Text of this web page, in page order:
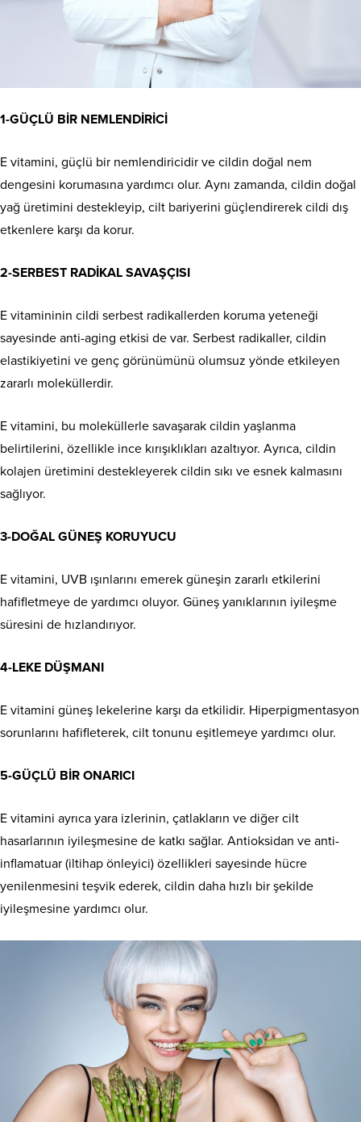
1-GÜÇLÜ BİR NEMLENDİRİCİ
E vitamini, güçlü bir nemlendiricidir ve cildin doğal nem
dengesini korumasına yardımcı olur. Aynı zamanda, cildin doğal
yağ üretimini destekleyip, cilt bariyerini güçlendirerek cildi dış
etkenlere karşı da korur.
2-SERBEST RADİKAL SAVAŞÇISI
E vitamininin cildi serbest radikallerden koruma yeteneği
sayesinde anti-aging etkisi de var. Serbest radikaller, cildin
elastikiyetini ve genç görünümünü olumsuz yönde etkileyen
zararlı moleküllerdir.
E vitamini, bu moleküllerle savaşarak cildin yaşlanma
belirtilerini, özellikle ince kırışıklıkları azaltıyor. Ayrıca, cildin
kolajen üretimini destekleyerek cildin sıkı ve esnek kalmasını
sağlıyor.
3-DOĞAL GÜNEŞ KORUYUCU
E vitamini, UVB ışınlarını emerek güneşin zararlı etkilerini
hafifletmeye de yardımcı oluyor. Güneş yanıklarının iyileşme
süresini de hızlandırıyor.
4-LEKE DÜŞMANI
E vitamini güneş lekelerine karşı da etkilidir. Hiperpigmentasyon
sorunlarını hafifleterek, cilt tonunu eşitlemeye yardımcı olur.
5-GÜÇLÜ BİR ONARICI
E vitamini ayrıca yara izlerinin, çatlakların ve diğer cilt
hasarlarının iyileşmesine de katkı sağlar. Antioksidan ve anti-
inflamatuar (iltihap önleyici) özellikleri sayesinde hücre
yenilenmesini teşvik ederek, cildin daha hızlı bir şekilde
iyileşmesine yardımcı olur.